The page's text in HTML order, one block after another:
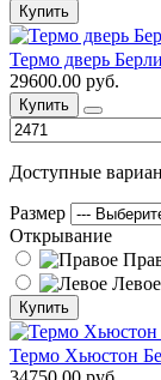
Купить
Термо дверь
29600.00 руб.
Купить
Доступные
Размер
Открывание
Левое
Купить
Термо Хьюстон